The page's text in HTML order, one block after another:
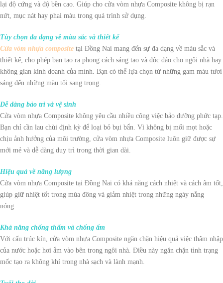
lại độ cứng và độ bền cao. Giúp cho cửa vòm nhựa Composite không bị rạn
nứt, mục nát hay phai màu trong quá trình sử dụng.
Tùy chọn đa dạng về màu sắc và thiết kế
Cửa vòm nhựa composite tại Đồng Nai mang đến sự đa dạng về màu sắc và
thiết kế, cho phép bạn tạo ra phong cách sáng tạo và độc đáo cho ngôi nhà hay
không gian kinh doanh của mình. Bạn có thể lựa chọn từ những gam màu tươi
sáng đến những màu tối sang trọng.
Dễ dàng bảo trì và vệ sinh
Cửa vòm nhựa Composite không yêu cầu nhiều công việc bảo dưỡng phức tạp.
Bạn chỉ cần lau chùi định kỳ để loại bỏ bụi bẩn. Vì không bị mối mọt hoặc
chịu ảnh hưởng của môi trường, cửa vòm nhựa Composite luôn giữ được sự
mới mẻ và dễ dàng duy trì trong thời gian dài.
Hiệu quả về năng lượng
Cửa vòm nhựa Composite tại Đồng Nai có khả năng cách nhiệt và cách âm tốt,
giúp giữ nhiệt tốt trong mùa đông và giảm nhiệt trong những ngày nắng
nóng.
Khả năng chống thấm và chống ẩm
Với cấu trúc kín, cửa vòm nhựa Composite ngăn chặn hiệu quả việc thâm nhập
của nước hoặc hơi ẩm vào bên trong ngôi nhà. Điều này ngăn chặn tình trạng
mốc tạo ra không khí trong nhà sạch và lành mạnh.